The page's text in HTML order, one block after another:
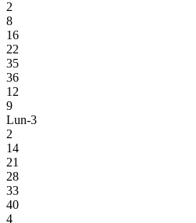
2
8
16
22
35
36
12
9
Lun-3
2
14
21
28
33
40
4